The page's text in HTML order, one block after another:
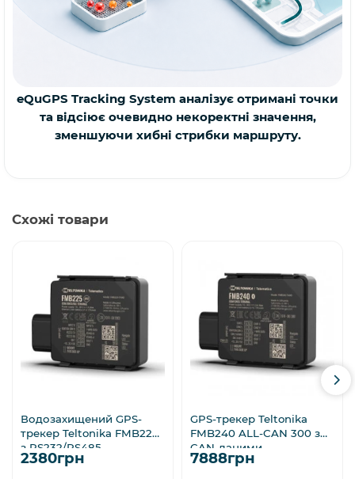
eQuGPS Tracking System аналізує отримані точки
та відсіює очевидно некоректні значення,
зменшуючи хибні стрибки маршруту.
Схожі товари
Водозахищений GPS-
трекер Teltonika FMB225
з RS232/RS485
2380грн
GPS-трекер Teltonika
FMB240 ALL-CAN 300 з
CAN-даними
7888грн